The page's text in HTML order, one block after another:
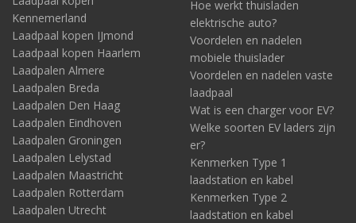
Kennemerland
Laadpaal kopen IJmond
Laadpaal kopen Haarlem
Laadpalen Almere
Laadpalen Breda
Laadpalen Den Haag
Laadpalen Eindhoven
Laadpalen Groningen
Laadpalen Lelystad
Laadpalen Maastricht
Laadpalen Rotterdam
Laadpalen Utrecht
Hoe werkt thuisladen
elektrische auto?
Voordelen en nadelen
mobiele thuislader
Voordelen en nadelen vaste
laadpaal
Wat is een charger voor EV?
Welke soorten EV laders zijn
er?
Kenmerken Type 1
laadstation en kabel
Kenmerken Type 2
laadstation en kabel